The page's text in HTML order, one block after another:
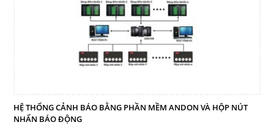
HỆ THỐNG CẢNH BÁO BẰNG PHẦN MỀM ANDON VÀ HỘP NÚT
NHẤN BÁO ĐỘNG